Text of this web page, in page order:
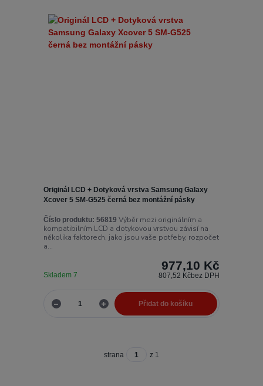
Originál LCD + Dotyková vrstva Samsung Galaxy
Xcover 5 SM-G525 černá bez montážní pásky
Číslo produktu: 56819 Výběr mezi originálním a
kompatibilním LCD a dotykovou vrstvou závisí na
několika faktorech, jako jsou vaše potřeby, rozpočet
a...
977,10 Kč
807,52 Kčbez DPH
Skladem 7
Přidat do košíku
strana z 1